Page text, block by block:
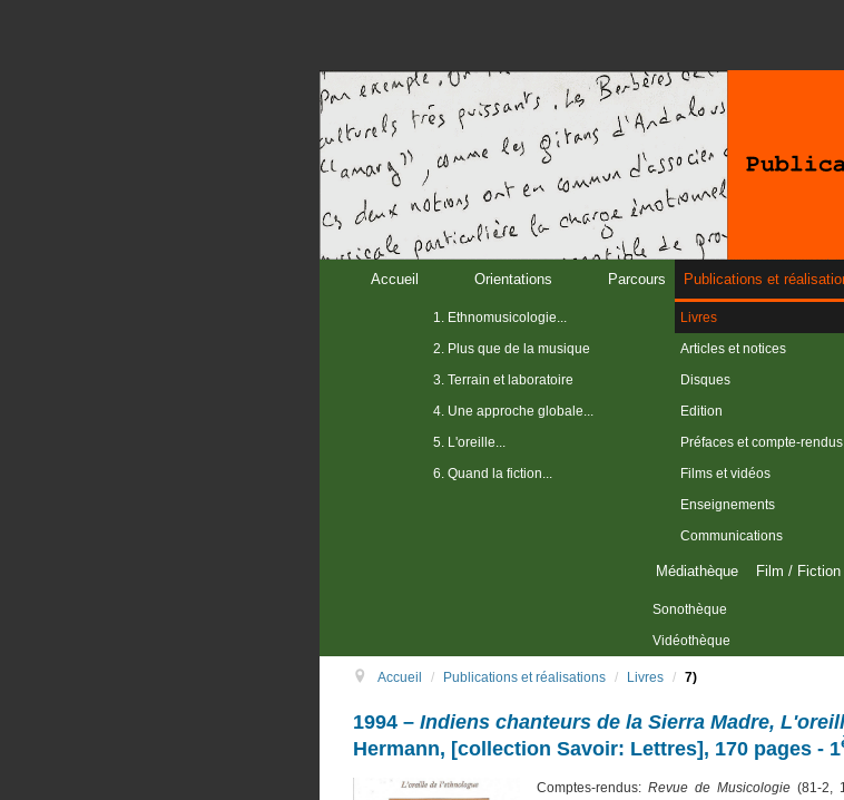
Accueil Orientations
1. Ethnomusicologie...
2. Plus que de la musique
3. Terrain et laboratoire
4. Une approche globale...
5. L'oreille...
6. Quand la fiction...
Parcours Publications et
Livres
Articles et notices
Disques
Edition
Préfaces et compte-rendus
Films et vidéos
Enseignements
Communications
Médiathèque
Sonothèque
Vidéothèque
Film / Fiction
Accueil / Publications et réalisations / Livres / 7)
1994 – Indiens chanteurs de la Sierra Madre,
Hermann, [collection Savoir: Lettres], 170 pages - 1
Comptes-rendus: Revue de Musicologie (81-2,